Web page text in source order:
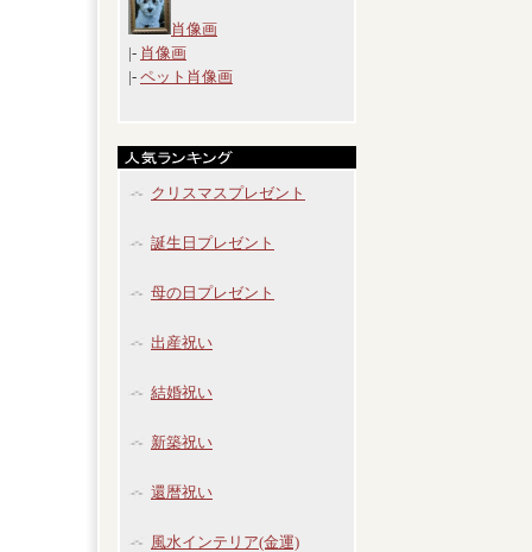
肖像画
|- 肖像画
|- ペット肖像画
クリスマスプレゼント
誕生日プレゼント
母の日プレゼント
出産祝い
結婚祝い
新築祝い
還暦祝い
風水インテリア(金運)